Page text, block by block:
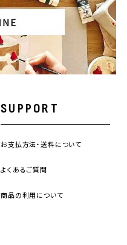
SUPPORT
お支払方法・送料について
よくあるご質問
商品の利用について